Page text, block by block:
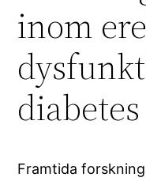
inom
diabetes
Framtida